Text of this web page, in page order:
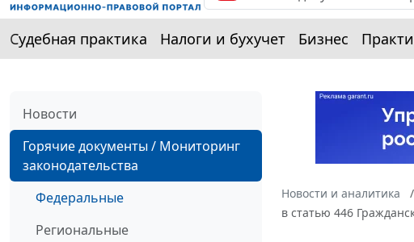
Судебная практика Налоги и бухучет Бизнес
Новости
Горячие документы / Мониторинг
законодательства
Федеральные
Региональные
Новости и аналитика
в статью 446